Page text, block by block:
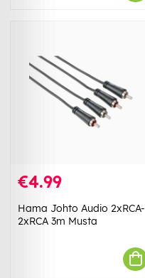
€4.99
Hama Johto Audio 2xRCA-
2xRCA 3m Musta